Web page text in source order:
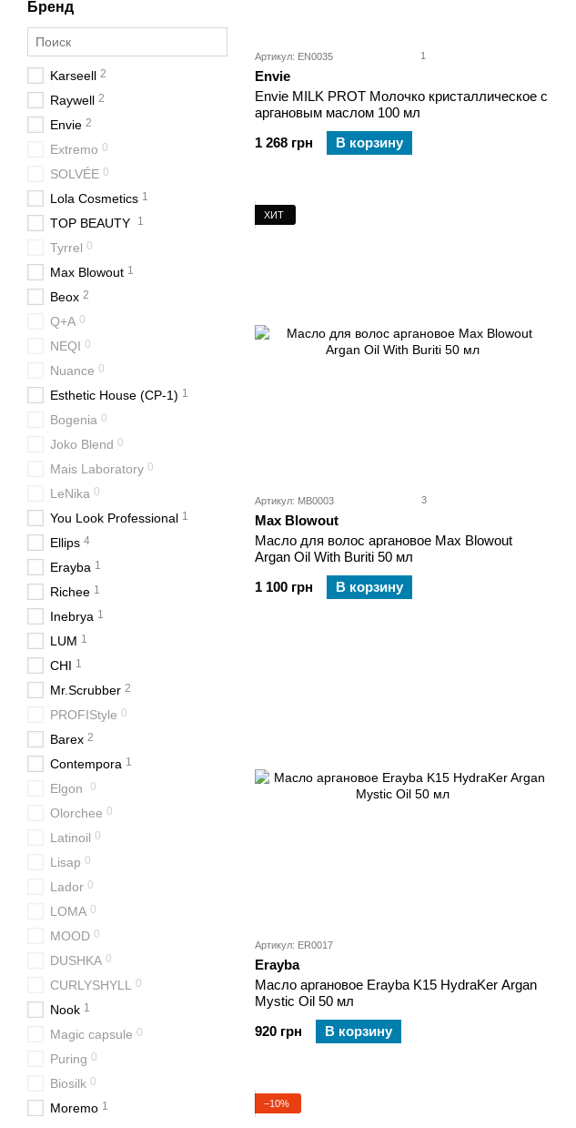
Артикул: EN0035 1
Envie
Envie MILK PROT Молочко кристаллическое с
аргановым маслом 100 мл
1 268 грн
В корзину
ХИТ
Артикул: MB0003 3
Max Blowout
Масло для волос аргановое Max Blowout
Argan Oil With Buriti 50 мл
1 100 грн
В корзину
Артикул: ER0017
Erayba
Масло аргановое Erayba K15 HydraKer Argan
Mystic Oil 50 мл
920 грн
В корзину
−10%
Бренд
Karseell 2
Raywell 2
Envie 2
Extremo 0
SOLVÉE 0
Lola Cosmetics 1
TOP BEAUTY 1
Tyrrel 0
Max Blowout 1
Beox 2
Q+A 0
NEQI 0
Nuance 0
Esthetic House (CP-1) 1
Bogenia 0
Joko Blend 0
Mais Laboratory 0
LeNika 0
You Look Professional 1
Ellips 4
Erayba 1
Richee 1
Inebrya 1
LUM 1
CHI 1
Mr.Scrubber 2
PROFIStyle 0
Barex 2
Contempora 1
Elgon 0
Olorchee 0
Latinoil 0
Lisap 0
Lador 0
LOMA 0
MOOD 0
DUSHKA 0
CURLYSHYLL 0
Nook 1
Magic capsule 0
Puring 0
Biosilk 0
Moremo 1